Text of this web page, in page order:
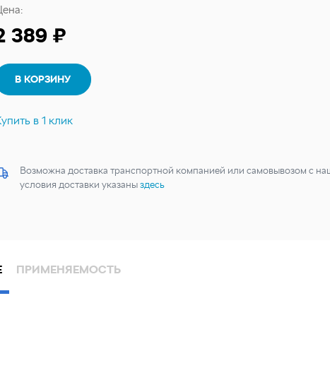
389 ₽
В КОРЗИНУ
в 1 клик
Возможна доставка транспортной компанией или самовывозом с
условия доставки указаныздесь
ПРИМЕНЯЕМОСТЬ